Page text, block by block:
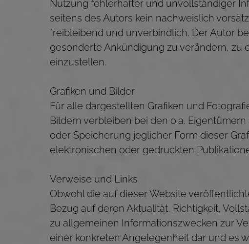
Nutzung fehlerhafter und unvollständiger
seitens des Autors kein nachweislich
freibleibend und unverbindlich. Der Autor
gesonderte Ankündigung zu verändern, zu
einzustellen.
Grafiken und Bilder
Für alle dargestellten Grafiken und
Bildern verbleiben bei den o.a.
oder Speicherung jeglicher Form dieser
elektronischen oder gedruckten
Verweise und Links
Obwohl die auf dieser Website
Bezug auf deren Aktualität, Richtigkeit,
zu allgemeinen Informationszwecken zur
einer konkreten Angelegenheit dar und es